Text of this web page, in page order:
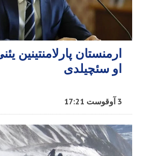
ارمنستان پارلامنتینین
او سئچیلدی
3 آوقوست 17:21